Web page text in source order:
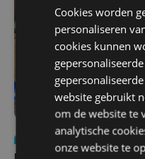
di 4
Cookies worden
personaliseren
cookies kunnen
website gebruikt
om de website te
analytische
onze website te